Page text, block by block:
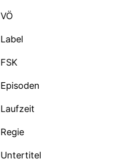
VÖ
Label
FSK
Episoden
Laufzeit
Regie
Untertitel